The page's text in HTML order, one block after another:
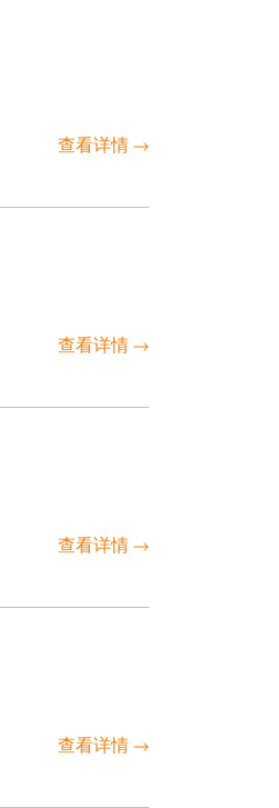
查看详情
查看详情
查看详情
查看详情